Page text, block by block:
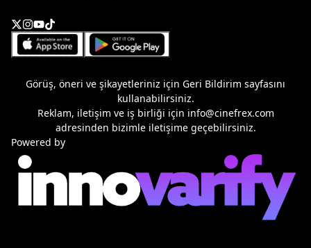
Görüş, öneri ve şikayetleriniz için Geri Bildirim sayfasını
kullanabilirsiniz.
Reklam, iletişim ve iş birliği için info@cinefrex.com
adresinden bizimle iletişime geçebilirsiniz.
Powered by